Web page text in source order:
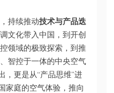
持续推动技术与产品迭
文化带入中国，到开创
领域的极致探索，到推
智控于一体的中央空气
，更是从“产品思维”进
家庭的空气体验，推向